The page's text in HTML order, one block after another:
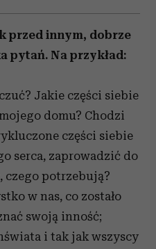
przed innym, dobrze
pytań. Na przykład:
Jakie części siebie
domu? Chodzi
części siebie
serca, zaprowadzić do
czego potrzebują?
w nas, co zostało
swoją inność;
i tak jak wszyscy